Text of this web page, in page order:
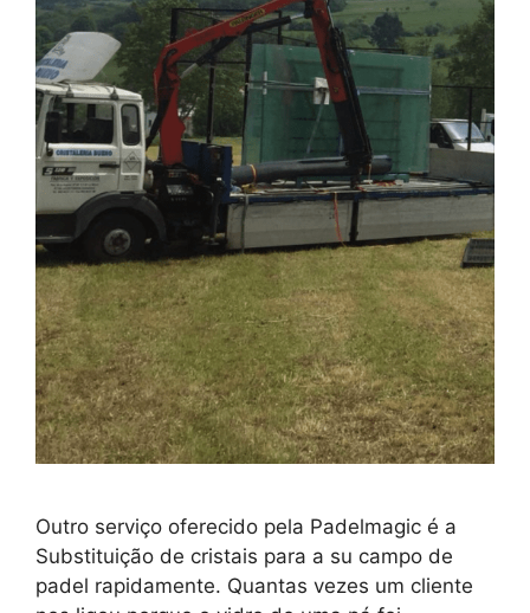
Outro serviço oferecido pela Padelmagic é a
Substituição de cristais para a su campo de
padel rapidamente. Quantas vezes um cliente